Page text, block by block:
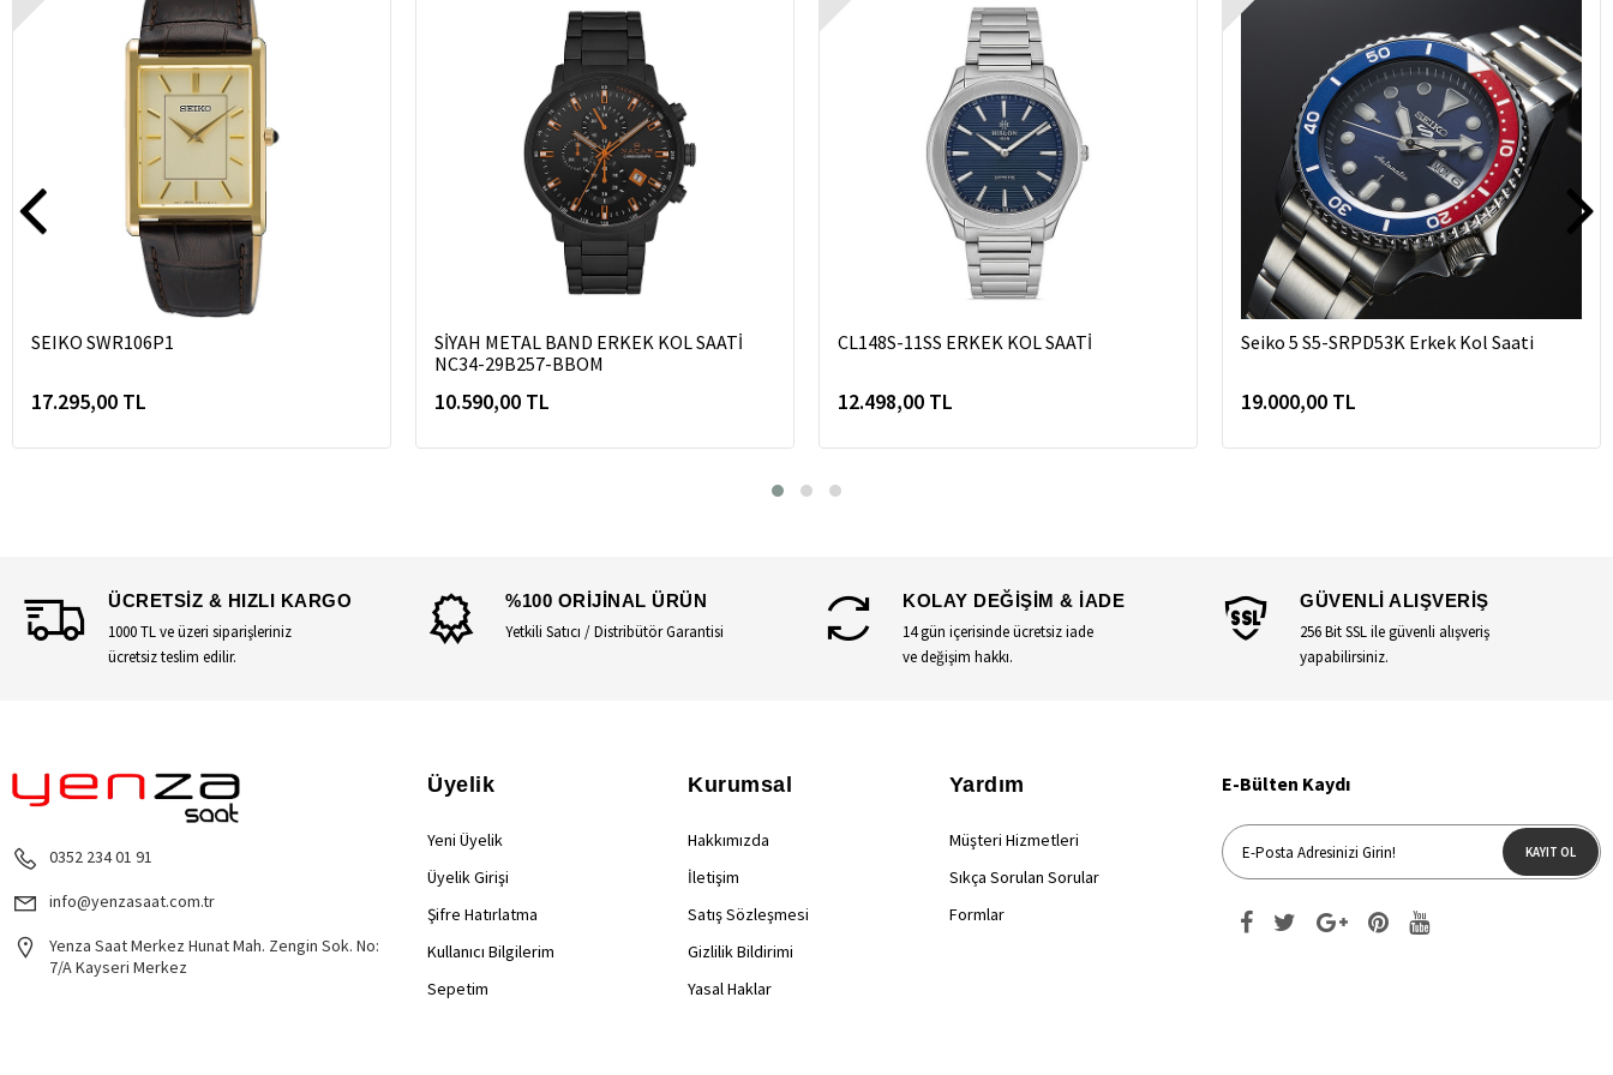
SEIKO SWR106P1
17.295,00 TL
SİYAH METAL BAND ERKEK KOL SAATİ
NC34-29B257-BBOM
10.590,00 TL
CL148S-11SS ERKEK KOL SAATİ
12.498,00 TL
Seiko 5 S5-SRPD53K Erkek Kol Saati
19.000,00 TL
ÜCRETSİZ & HIZLI KARGO
1000 TL ve üzeri siparişleriniz
ücretsiz teslim edilir.
%100 ORİJİNAL ÜRÜN
Yetkili Satıcı / Distribütör Garantisi
KOLAY DEĞİŞİM & İADE
14 gün içerisinde ücretsiz iade
ve değişim hakkı.
GÜVENLİ ALIŞVERİŞ
256 Bit SSL ile güvenli alışveriş
yapabilirsiniz.
0352 234 01 91
info@yenzasaat.com.tr
Yenza Saat Merkez Hunat Mah. Zengin Sok. No:
7/A Kayseri Merkez
Üyelik
Yeni Üyelik
Üyelik Girişi
Şifre Hatırlatma
Kullanıcı Bilgilerim
Sepetim
Kurumsal
Hakkımızda
İletişim
Satış Sözleşmesi
Gizlilik Bildirimi
Yasal Haklar
Yardım
Müşteri Hizmetleri
Sıkça Sorulan Sorular
Formlar
E-Bülten Kaydı
KAYIT OL